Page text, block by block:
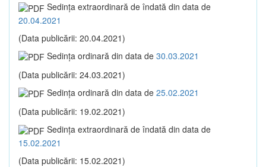
Sedinţa extraordinară de îndată din data de
20.04.2021
(Data publicării: 20.04.2021)
Sedinţa ordinară din data de 30.03.2021
(Data publicării: 24.03.2021)
Sedinţa ordinară din data de 25.02.2021
(Data publicării: 19.02.2021)
Sedinţa extraordinară de îndată din data de
15.02.2021
(Data publicării: 15.02.2021)